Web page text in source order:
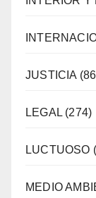
JUSTICIA
LEGAL (274)
LUCTUOSO
MEDIO